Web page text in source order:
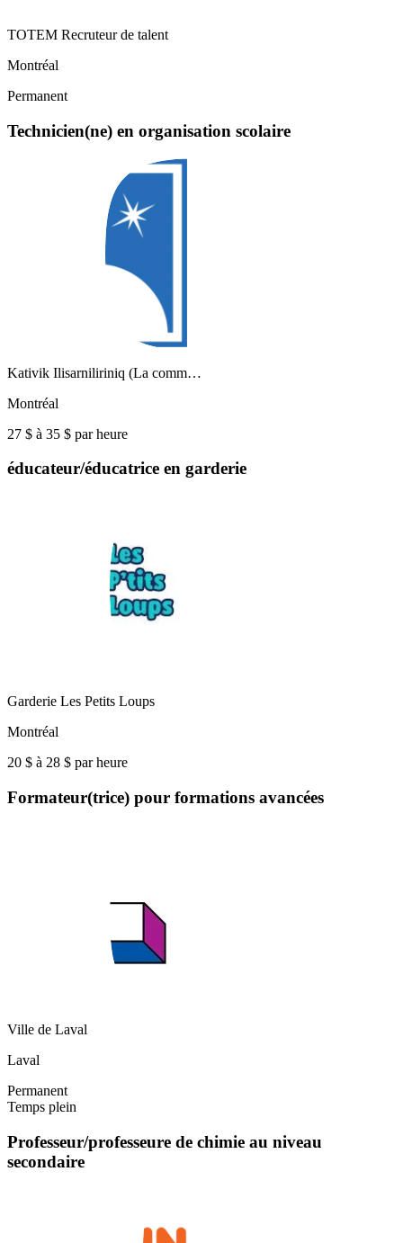
TOTEM Recruteur de talent
Montréal
Permanent
Technicien(ne) en organisation scolaire
Kativik Ilisarniliriniq (La comm…
Montréal
27 $ à 35 $ par heure
éducateur/éducatrice en garderie
Garderie Les Petits Loups
Montréal
20 $ à 28 $ par heure
Formateur(trice) pour formations avancées
Ville de Laval
Laval
Permanent
Temps plein
Professeur/professeure de chimie au niveau
secondaire